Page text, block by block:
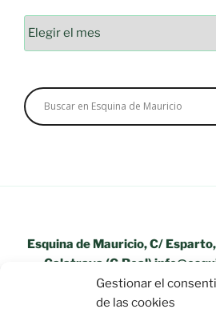
Gestionar el
de las cookies
Esquina de Mauricio, C/
Calatrava (C.Real)
«Aviso Legal»